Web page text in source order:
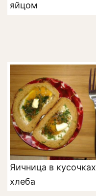
яйцом
Яичница в кусочках
хлеба